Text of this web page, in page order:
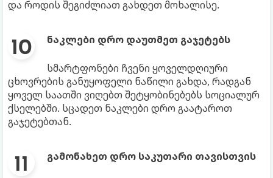
და როდის შეგიძლიათ გახდეთ მოხალისე.
ნაკლები დრო დაუთმეთ გაჯეტებს
სმარტფონები ჩვენი ყოველდღიური
ცხოვრების განუყოფელი ნაწილი გახდა, რადგან
ყოველ საათში ვიღებთ შეტყობინებებს სოციალურ
ქსელებში. სცადეთ ნაკლები დრო გაატაროთ
გაჯეტებთან.
გამონახეთ დრო საკუთარი თავისთვის